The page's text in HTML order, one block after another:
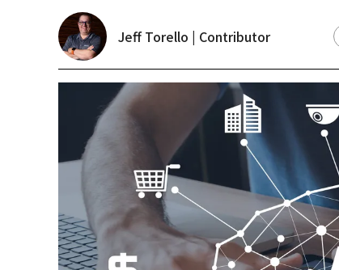
Jeff Torello | Contributor